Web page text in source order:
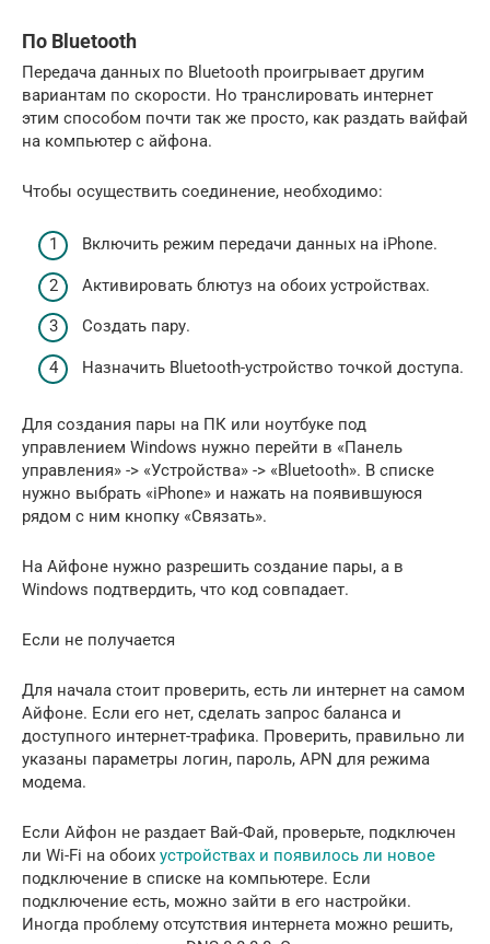
По Bluetooth
Передача данных по Bluetooth проигрывает другим
вариантам по скорости. Но транслировать интернет
этим способом почти так же просто, как раздать вайфай
на компьютер с айфона.
Чтобы осуществить соединение, необходимо:
Включить режим передачи данных на iPhone.
Активировать блютуз на обоих устройствах.
Создать пару.
Назначить Bluetooth-устройство точкой доступа.
Для создания пары на ПК или ноутбуке под
управлением Windows нужно перейти в «Панель
управления» -> «Устройства» -> «Bluetooth». В списке
нужно выбрать «iPhone» и нажать на появившуюся
рядом с ним кнопку «Связать».
На Айфоне нужно разрешить создание пары, а в
Windows подтвердить, что код совпадает.
Если не получается
Для начала стоит проверить, есть ли интернет на самом
Айфоне. Если его нет, сделать запрос баланса и
доступного интернет-трафика. Проверить, правильно ли
указаны параметры логин, пароль, APN для режима
модема.
Если Айфон не раздает Вай-Фай, проверьте, подключен
ли Wi-Fi на обоих устройствах и появилось ли новое
подключение в списке на компьютере. Если
подключение есть, можно зайти в его настройки.
Иногда проблему отсутствия интернета можно решить,